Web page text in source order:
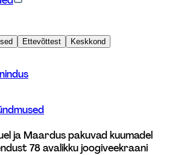
Ettevõttest
Keskkond
ja Maardus pakuvad kuumadel
78 avalikku joogiveekraani